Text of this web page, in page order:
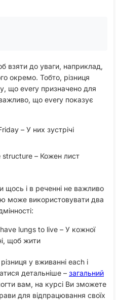
взяти до уваги, наприклад,
окремо. Тобто, різниця
що every призначено для
що every показує
– У них зустрічі
– Кожен лист
щось і в реченні не важливо
може використовувати два
lungs to live – У кожної
щоб жити
у вживанні each і
детальніше – загальний
вам, на курсі Ви зможете
для відпрацювання своїх